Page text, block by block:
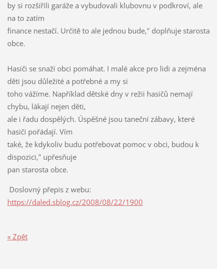
by si rozšířili garáže a vybudovali klubovnu v podkroví, ale
na to zatím
finance nestačí. Určitě to ale jednou bude," doplňuje starosta
obce.
Hasiči se snaží obci pomáhat. I malé akce pro lidi a zejména
děti jsou důležité a potřebné a my si
toho vážíme. Například dětské dny v režii hasičů nemají
chybu, lákají nejen děti,
ale i řadu dospělých. Úspěšné jsou taneční zábavy, které
hasiči pořádají. Vím
také, že kdykoliv budu potřebovat pomoc v obci, budou k
dispozici," upřesňuje
pan starosta obce.
Doslovný přepis z webu:
https://daled.sblog.cz/2008/08/22/1900
« Zpět